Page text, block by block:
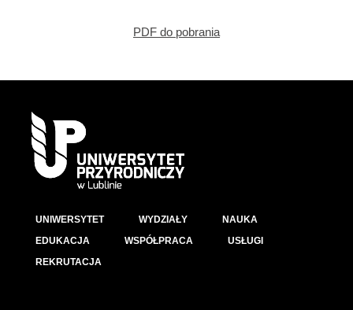
PDF do pobrania
UNIWERSYTET WYDZIAŁY
NAUKA
EDUKACJA
WSPÓŁPRACA
USŁUGI
REKRUTACJA